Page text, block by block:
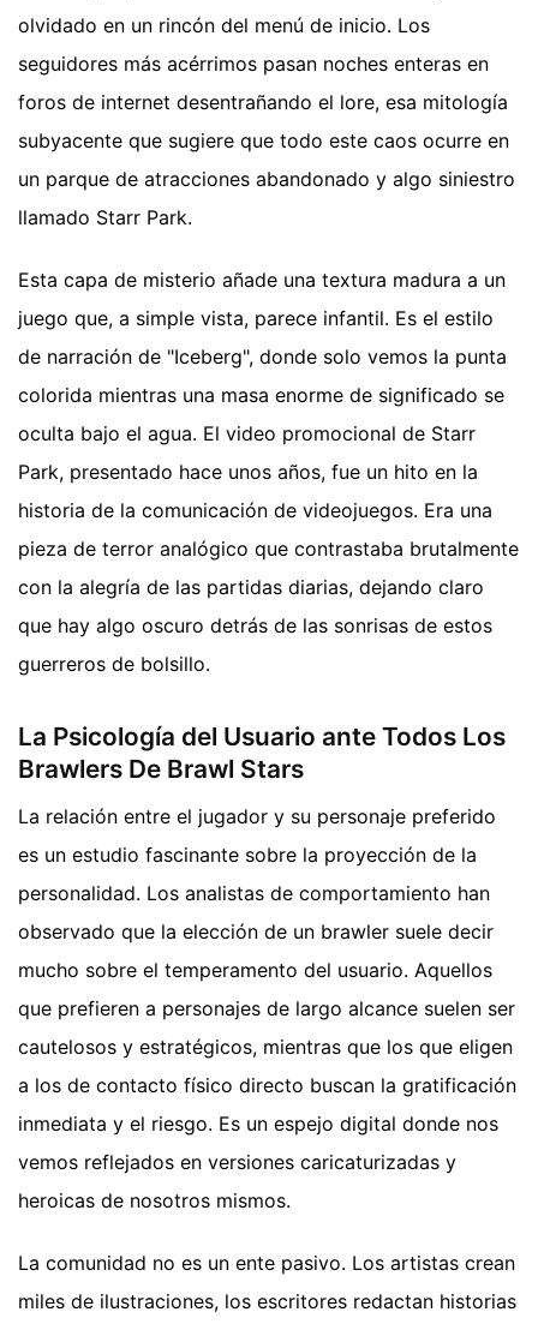
olvidado en un rincón del menú de inicio. Los
seguidores más acérrimos pasan noches enteras en
foros de internet desentrañando el lore, esa mitología
subyacente que sugiere que todo este caos ocurre en
un parque de atracciones abandonado y algo siniestro
llamado Starr Park.
Esta capa de misterio añade una textura madura a un
juego que, a simple vista, parece infantil. Es el estilo
de narración de "Iceberg", donde solo vemos la punta
colorida mientras una masa enorme de significado se
oculta bajo el agua. El video promocional de Starr
Park, presentado hace unos años, fue un hito en la
historia de la comunicación de videojuegos. Era una
pieza de terror analógico que contrastaba brutalmente
con la alegría de las partidas diarias, dejando claro
que hay algo oscuro detrás de las sonrisas de estos
guerreros de bolsillo.
La Psicología del Usuario ante Todos Los
Brawlers De Brawl Stars
La relación entre el jugador y su personaje preferido
es un estudio fascinante sobre la proyección de la
personalidad. Los analistas de comportamiento han
observado que la elección de un brawler suele decir
mucho sobre el temperamento del usuario. Aquellos
que prefieren a personajes de largo alcance suelen ser
cautelosos y estratégicos, mientras que los que eligen
a los de contacto físico directo buscan la gratificación
inmediata y el riesgo. Es un espejo digital donde nos
vemos reflejados en versiones caricaturizadas y
heroicas de nosotros mismos.
La comunidad no es un ente pasivo. Los artistas crean
miles de ilustraciones, los escritores redactan historias